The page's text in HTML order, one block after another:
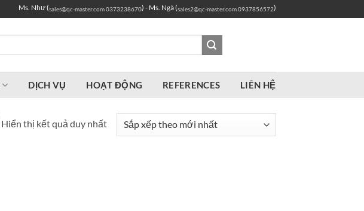
Ms. Như (sales@qc-master.com0373238670) - Ms. Ngà (sales2@qc-master.com0937856572)
DỊCH VỤ HOẠT ĐỘNG REFERENCES LIÊN HỆ
Hiển thị kết quả duy nhất